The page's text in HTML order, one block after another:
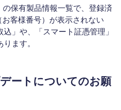
保有製品情報一覧で、登録済
客様番号）が表示されない
」や、「スマート証憑管理」
ます。
ートについてのお願